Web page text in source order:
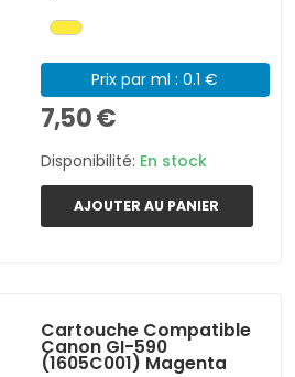
Prix par ml : 0.1 €
7,50 €
Disponibilité: En stock
AJOUTER AU PANIER
Cartouche Compatible
Canon GI-590
(1605C001) Magenta